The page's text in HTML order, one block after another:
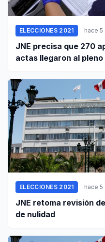
ELECCIONES 2021 hace 5
JNE precisa que 270
actas llegaron al pleno
ELECCIONES 2021 hace 5
JNE retoma revisión
de nulidad